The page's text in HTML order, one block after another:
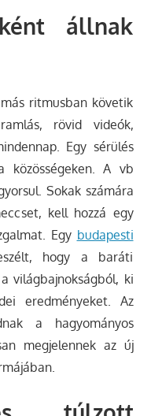
állnak
ritmusban követik
rövid videók,
Egy sérülés
közösségeken. A vb
Sokak számára
kell hozzá egy
Egy budapesti
hogy a baráti
világbajnokságból, ki
eredményeket. Az
a hagyományos
megjelennek az új